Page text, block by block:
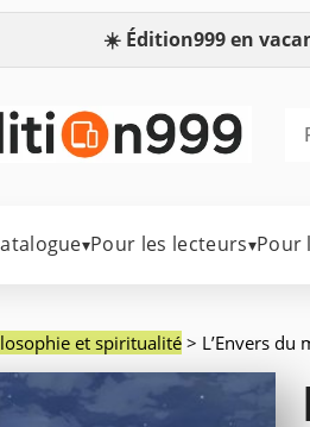
☀️ Édition999 en
▾Pour les lecteurs▾Pour
et spiritualité > L’Envers du